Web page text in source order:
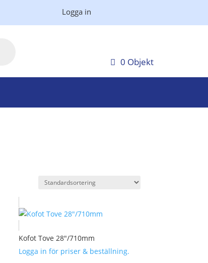
Logga in
0 Objekt
Kofot Tove 28″/710mm
Logga in för priser & beställning.